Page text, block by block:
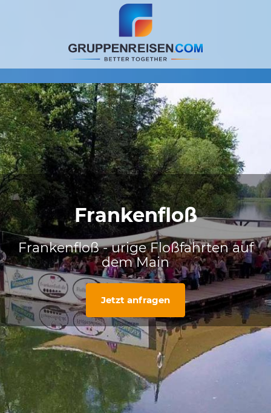
Frankenfloß
Frankenfloß - urige Floßfahrten auf
dem Main
Jetzt anfragen